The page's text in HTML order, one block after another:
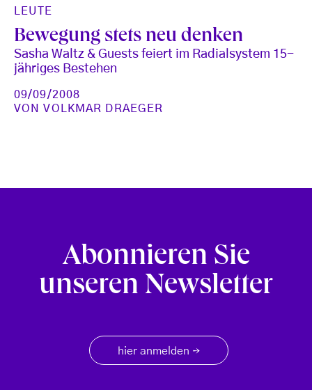
LEUTE
Bewegung stets neu denken
Sasha Waltz & Guests feiert im Radialsystem 15-
jähriges Bestehen
09/09/2008
VONVOLKMAR DRAEGER
Abonnieren Sie
unseren Newsletter
hier anmelden →